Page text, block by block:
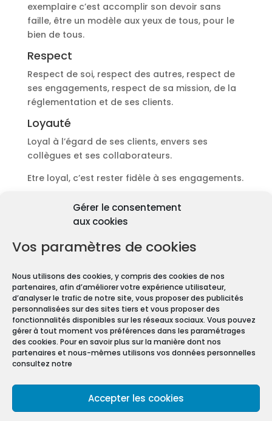
Gérer le consentement
aux cookies
Vos paramètres de cookies
Nous utilisons des cookies, y compris des cookies de nos
partenaires, afin d’améliorer votre expérience utilisateur,
d’analyser le trafic de notre site, vous proposer des publicités
personnalisées sur des sites tiers et vous proposer des
fonctionnalités disponibles sur les réseaux sociaux. Vous pouvez
gérer à tout moment vos préférences dans les paramétrages
des cookies. Pour en savoir plus sur la manière dont nos
partenaires et nous-mêmes utilisons vos données personnelles
consultez notre
Accepter les cookies
exemplaire c’est accomplir son devoir sans
faille, être un modèle aux yeux de tous, pour le
bien de tous.
Respect
Respect de soi, respect des autres, respect de
ses engagements, respect de sa mission, de la
réglementation et de ses clients.
Loyauté
Loyal à l’égard de ses clients, envers ses
collègues et ses collaborateurs.
Etre loyal, c’est rester fidèle à ses engagements.
Découvrir les diagnostics
Pourquoi les diagnostics
immobiliers sont
obligatoires ?
Carrez, les diagnostics immobiliers sont devenus
obligatoires pour toute transaction immobilière.
En effet, que vous vendiez ou louiez une maison
ou un appartement, vous devez constituer un
Dossier de Diagnostic Technique (DDT).
Mentions légales
Conditions Générales de Vente